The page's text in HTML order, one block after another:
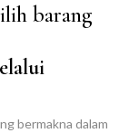
barang
bermakna dalam